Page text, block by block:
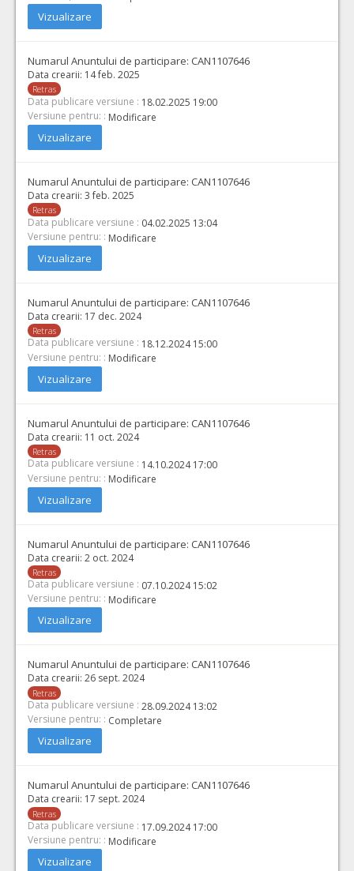
Vizualizare
Numarul Anuntului de participare: CAN1107646
Data crearii: 14 feb. 2025
Retras
Data publicare versiune : 18.02.2025 19:00
Versiune pentru: : Modificare
Vizualizare
Numarul Anuntului de participare: CAN1107646
Data crearii: 3 feb. 2025
Retras
Data publicare versiune : 04.02.2025 13:04
Versiune pentru: : Modificare
Vizualizare
Numarul Anuntului de participare: CAN1107646
Data crearii: 17 dec. 2024
Retras
Data publicare versiune : 18.12.2024 15:00
Versiune pentru: : Modificare
Vizualizare
Numarul Anuntului de participare: CAN1107646
Data crearii: 11 oct. 2024
Retras
Data publicare versiune : 14.10.2024 17:00
Versiune pentru: : Modificare
Vizualizare
Numarul Anuntului de participare: CAN1107646
Data crearii: 2 oct. 2024
Retras
Data publicare versiune : 07.10.2024 15:02
Versiune pentru: : Modificare
Vizualizare
Numarul Anuntului de participare: CAN1107646
Data crearii: 26 sept. 2024
Retras
Data publicare versiune : 28.09.2024 13:02
Versiune pentru: : Completare
Vizualizare
Numarul Anuntului de participare: CAN1107646
Data crearii: 17 sept. 2024
Retras
Data publicare versiune : 17.09.2024 17:00
Versiune pentru: : Modificare
Vizualizare